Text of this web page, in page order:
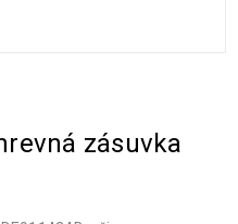
zásuvka